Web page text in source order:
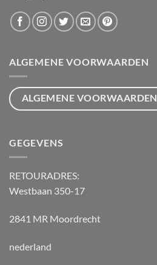
ALGEMENE VOORWAARDEN
ALGEMENE VOORWAARDEN
GEGEVENS
RETOURADRES:
Westbaan 350-17
2841 MR Moordrecht
nederland